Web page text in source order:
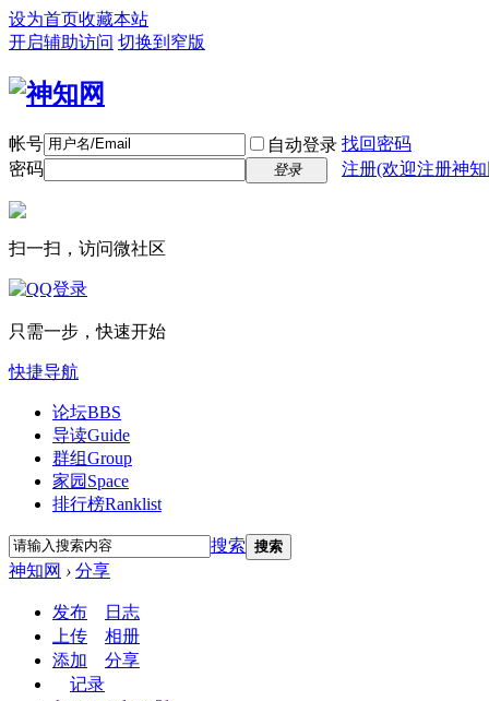
设为首页收藏本站
开启辅助访问 切换到窄版
帐号 自动登录 找回密码
密码
登录 注册(欢迎注册神
扫一扫，访问微社区
只需一步，快速开始
快捷导航
论坛BBS
导读Guide
群组Group
家园 Space
排行榜Ranklist
搜索 搜索
神知网 › 分享
发布
日志
上传
相册
添加
分享
记录